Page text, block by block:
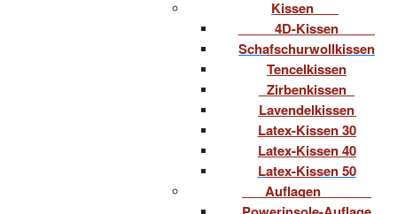
Kissen
4D-Kissen
Schafschurwollkissen
Tencelkissen
Zirbenkissen
Lavendelkissen
Latex-Kissen 30
Latex-Kissen 40
Latex-Kissen 50
Auflagen